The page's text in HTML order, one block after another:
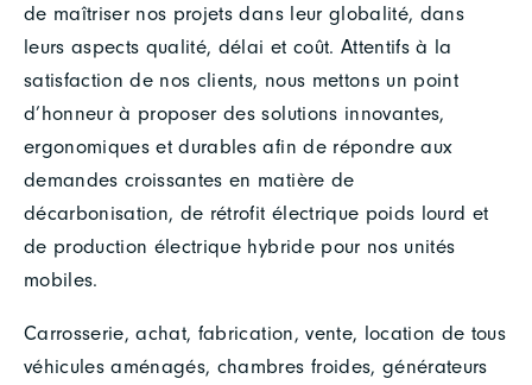
de maîtriser nos projets dans leur globalité, dans
leurs aspects qualité, délai et coût. Attentifs à la
satisfaction de nos clients, nous mettons un point
d’honneur à proposer des solutions innovantes,
ergonomiques et durables afin de répondre aux
demandes croissantes en matière de
décarbonisation, de rétrofit électrique poids lourd et
de production électrique hybride pour nos unités
mobiles.
Carrosserie, achat, fabrication, vente, location de tous
véhicules aménagés, chambres froides, générateurs